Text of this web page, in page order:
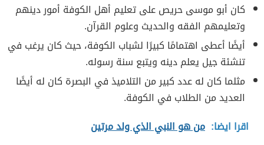
كان أبو موسى حريص على تعليم أهل الكوفة أمور دينهم
وتعليمهم الفقه والحديث وعلوم القرآن.
أيضًا أعطى اهتمامًا كبيرًا لشباب الكوفة، حيث كان يرغب في
تنشئة جيل يعلم دينه ويتبع سنة رسوله.
مثلما كان له عدد كبير من التلاميذ في البصرة كان له أيضًا
العديد من الطلاب في الكوفة.
اقرا ايضا: من هو النبي الذي ولد مرتين